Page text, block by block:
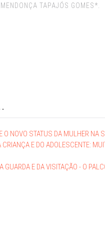
TAPAJÓS GOMES*.
O NOVO STATUS DA MULHER NA
E DO ADOLESCENTE:
GUARDA E DA VISITAÇÃO - O